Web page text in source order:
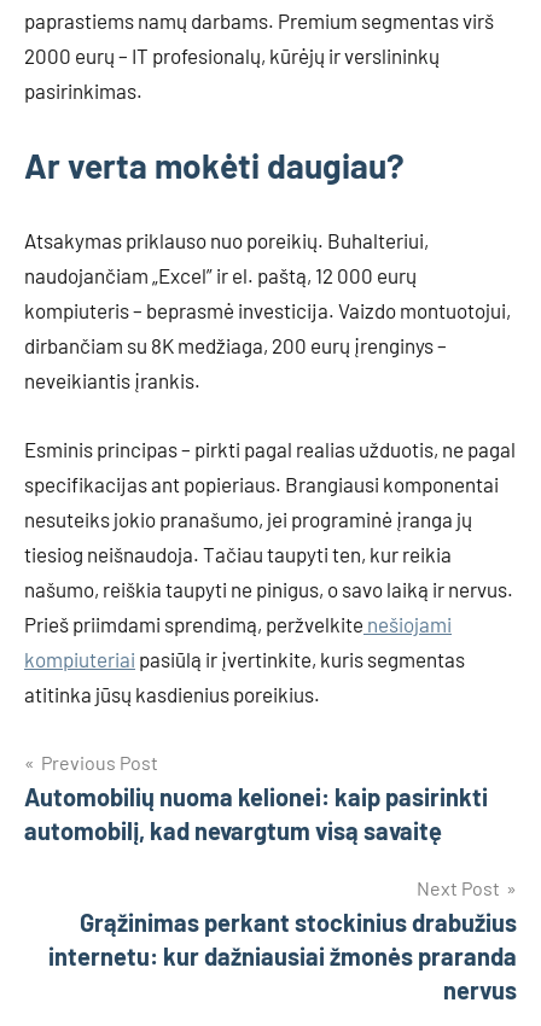
paprastiems namų darbams. Premium segmentas virš
2000 eurų – IT profesionalų, kūrėjų ir verslininkų
pasirinkimas.
Ar verta mokėti daugiau?
Atsakymas priklauso nuo poreikių. Buhalteriui,
naudojančiam „Excel” ir el. paštą, 12 000 eurų
kompiuteris – beprasmė investicija. Vaizdo montuotojui,
dirbančiam su 8K medžiaga, 200 eurų įrenginys –
neveikiantis įrankis.
Esminis principas – pirkti pagal realias užduotis, ne pagal
specifikacijas ant popieriaus. Brangiausi komponentai
nesuteiks jokio pranašumo, jei programinė įranga jų
tiesiog neišnaudoja. Tačiau taupyti ten, kur reikia
našumo, reiškia taupyti ne pinigus, o savo laiką ir nervus.
Prieš priimdami sprendimą, peržvelkite nešiojami
kompiuteriai pasiūlą ir įvertinkite, kuris segmentas
atitinka jūsų kasdienius poreikius.
Navigacija
tarp
Previous Post
Automobilių nuoma kelionei: kaip pasirinkti
automobilį, kad nevargtum visą savaitę
Next Post
Grąžinimas perkant stockinius drabužius
internetu: kur dažniausiai žmonės praranda
nervus